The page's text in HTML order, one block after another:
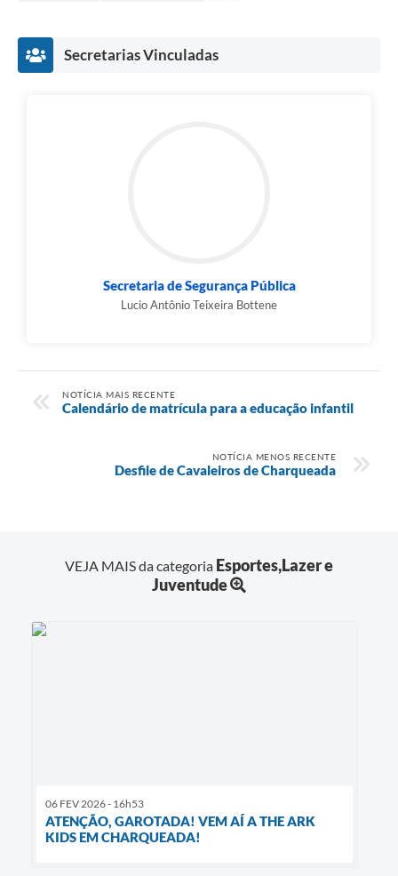
Secretarias Vinculadas
Secretaria de Segurança Pública
Lucio Antônio Teixeira Bottene
NOTÍCIA MAIS RECENTE
Calendário de matrícula para a educação infantil
NOTÍCIA MENOS RECENTE
Desfile de Cavaleiros de Charqueada
VEJA MAIS da categoria Esportes,Lazer e
Juventude
06 FEV 2026 - 16h53
ATENÇÃO, GAROTADA! VEM AÍ A THE ARK
KIDS EM CHARQUEADA!